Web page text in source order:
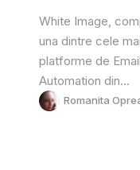
White Image,
una dintre cele
platforme de
Automation din...
Romanita